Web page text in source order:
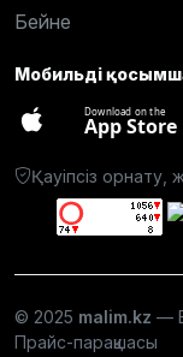
Бейне
Мобильді
Download on the
App Store
Қауіпсіз
© 2025 malim.kz —
Прайс-парақшасы